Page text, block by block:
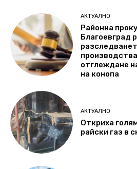
АКТУАЛНО
Районна
Благоевград
отглеждане
на конопа
АКТУАЛНО
Откриха
райски газ в